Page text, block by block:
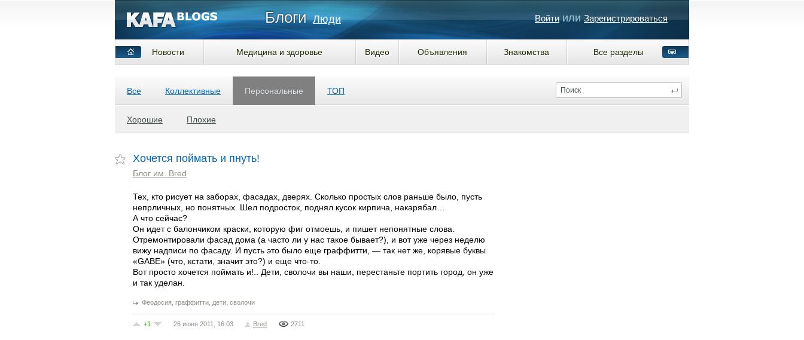
Блоги Люди ВойтиилиЗарегистрироваться
Новости Медицина и здоровье Видео Объявления Знакомства Все разделы
Все Коллективные Персональные
Хорошие Плохие
ТОП
Хочется поймать и пнуть!
Блог им. Bred
Тех, кто рисует на заборах, фасадах, дверях. Сколько простых слов раньше было, пусть
непрличных, но понятных. Шел подросток, поднял кусок кирпича, накарябал…
А что сейчас?
Он идет с балончиком краски, которую фиг отмоешь, и пишет непонятные слова.
Отремонтировали фасад дома (а часто ли у нас такое бывает?), и вот уже через неделю
вижу надписи по фасаду. И пусть это было еще граффитти, — так нет же, корявые буквы
«GABE» (что, кстати, значит это?) и еще что-то.
Вот просто хочется поймать и!.. Дети, сволочи вы наши, перестаньте портить город, он уже
и так уделан.
Феодосия, граффитти, дети, сволочи
+1 26 июня 2011, 16:03 Bred 2711